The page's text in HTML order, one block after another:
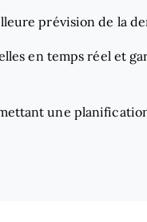
prévision de la
en temps réel et
une